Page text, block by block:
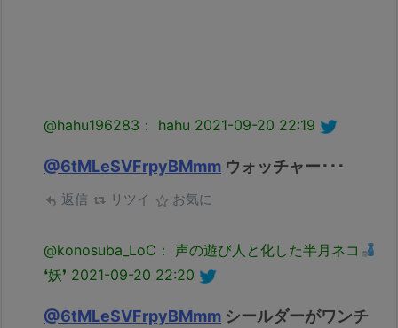
@hahu196283： hahu 2021-09-20 22:19
@6tMLeSVFrpyBMmm ウォッチャー･･･
返信 リツイ お気に
@konosuba_LoC： 声の遊び人と化した半月ネコ
❛妖❜ 2021-09-20 22:20
@6tMLeSVFrpyBMmm シールダーがワンチ